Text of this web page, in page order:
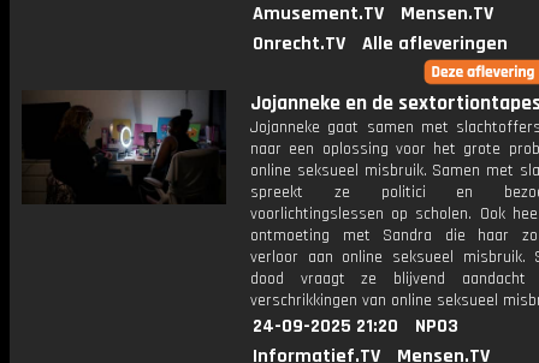
Amusement.TV
Mensen.TV
Onrecht.TV
Alle afleveringen
Jojanneke en de
Jojanneke gaat samen met
naar een oplossing voor het grote
online seksueel misbruik. Samen met
spreekt ze politici en
voorlichtingslessen op scholen. Ook
ontmoeting met Sandra die haar
verloor aan online seksueel misbruik.
dood vraagt ze blijvend
verschrikkingen van online seksueel
24-09-2025 21:20
NPO3
Informatief.TV
Mensen.TV